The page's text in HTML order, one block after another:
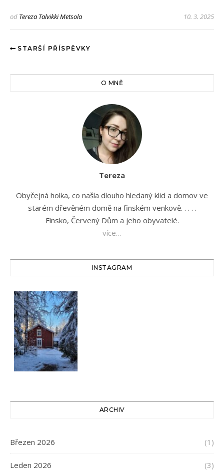
od Tereza Talvikki Metsola 10. 3. 2025
STARŠÍ PŘÍSPĚVKY
O MNĚ
Tereza
Obyčejná holka, co našla dlouho hledaný klid a domov ve
starém dřevěném domě na finském venkově. . . . .
Finsko, Červený Dům a jeho obyvatelé.
více…
INSTAGRAM
ARCHIV
Březen 2026 (1)
Leden 2026 (3)